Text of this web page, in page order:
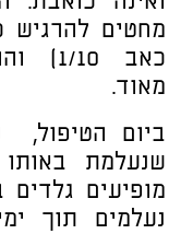
מחטים
כאב
מאוד.
ביום הטיפול,
שנעלמת
מופיעים
נעלמים תוך